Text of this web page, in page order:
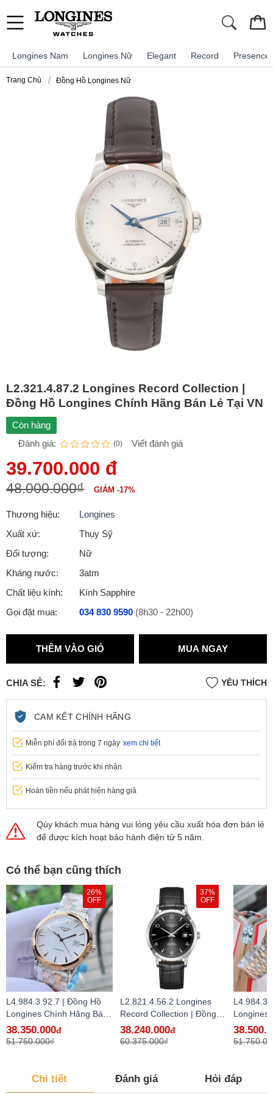
Longines Nam Longines Nữ Elegant Record Presence
Trang Chủ Đồng Hồ Longines Nữ
L2.321.4.87.2 Longines Record Collection |
Đồng Hồ Longines Chính Hãng Bán Lẻ Tại VN
Còn hàng
Đánh giá:
(0) Viết đánh giá
39.700.000 đ
48.000.000₫ GIẢM -17%
Thương hiệu:
Longines
Xuất xứ:
Thụy Sỹ
Đối tượng:
Nữ
Kháng nước:
3atm
Chất liệu kính:
Kính Sapphire
Gọi đặt mua:
034 830 9590 (8h30 - 22h00)
THÊM VÀO GIỎ MUA NGAY
CHIA SẺ: YÊU THÍCH
CAM KẾT CHÍNH HÃNG
Miễn phí đổi trả trong 7 ngày xem chi tiết
Kiểm tra hàng trước khi nhận
Hoàn tiền nếu phát hiện hàng giả
Qúy khách mua hàng vui lòng yêu cầu xuất hóa đơn bán lẻ
để được kích hoạt bảo hành điện tử 5 năm.
Có thể bạn cũng thích
26%
OFF
L4.984.3.92.7 | Đồng Hồ
Longines Chính Hãng Bán
Lẻ Tại VN
38.350.000đ
51.750.000₫
37%
OFF
L2.821.4.56.2 Longines
Record Collection | Đồng
Hồ Longines Chính Hãng
Bán Lẻ Tại VN
38.240.000đ
60.375.000₫
Longines
Lẻ Tại VN
Chi tiết Đánh giá Hỏi đáp